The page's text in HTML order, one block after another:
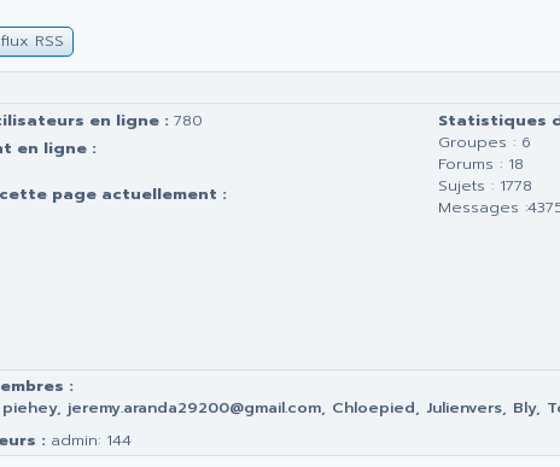
RSS
en ligne : 780
en ligne :
page actuellement :
Statistiques
Groupes : 6
Forums : 18
Sujets : 1778
Messages
:
jeremy.aranda29200@gmail.com, Chloepied, Julienvers,
: admin: 144